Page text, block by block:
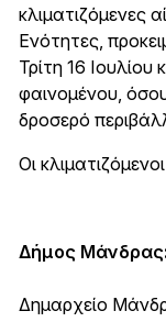
κλιματιζόμενες
Ενότητες,
Τρίτη 16 Ιουλίου
φαινομένου,
δροσερό
Οι
Δήμος Μάνδρας:
Δημαρχείο